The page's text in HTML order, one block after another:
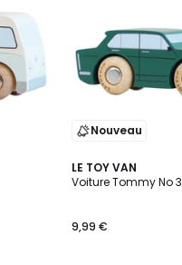
Nouveau
LE TOY VAN
Voiture Tommy No 3
9,99 €